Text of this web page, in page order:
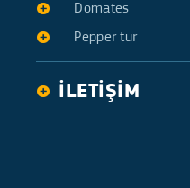
Ananas tipi
Galia tipi
Domates
Determinate
Pepper tur
Pepper long tur
Pepper Bell
İLETİŞİM